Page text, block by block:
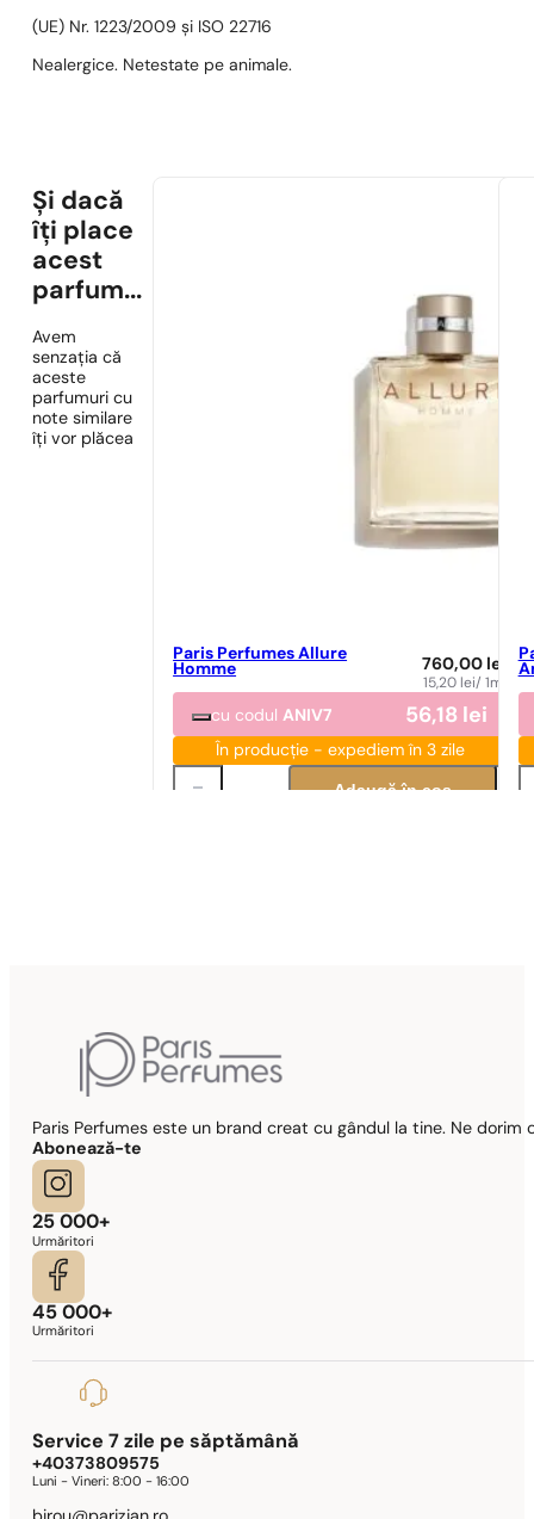
(UE) Nr. 1223/2009 și ISO 22716
Nealergice. Netestate pe animale.
Și dacă
îți place
acest
parfum...
Avem
senzația că
aceste
parfumuri cu
note similare
îți vor plăcea
Paris Perfumes Allure
Homme
760,00 lei
15,20 lei/ 1ml
cu codulANIV7 56,18 lei
În producție - expediem în 3 zile
Adaugă în coș
Paris Perfumes este un brand creat cu gândul la tine. Ne
Abonează-te
25 000+
Urmăritori
45 000+
Urmăritori
Service 7 zile pe săptămână
+40373809575
Luni - Vineri:8:00 - 16:00